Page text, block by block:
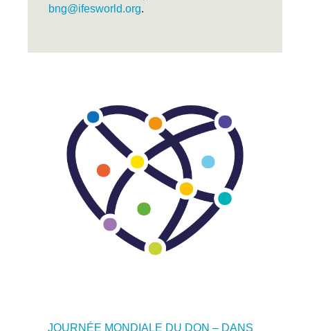
bng@ifesworld.org.
️JOURNÉE MONDIALE DU DON – DANS